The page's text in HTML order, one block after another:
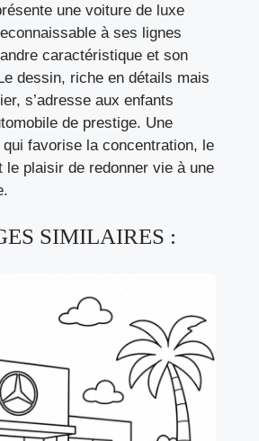
une voiture de luxe
à ses lignes
caractéristique et son
dessin, riche en détails mais
s’adresse aux enfants
de prestige. Une
favorise la concentration, le
le plaisir de redonner vie à une
SIMILAIRES :